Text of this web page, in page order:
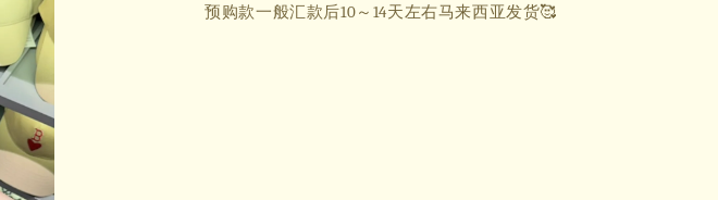
预购款一般汇款后10～14天左右马来西亚发货🥰